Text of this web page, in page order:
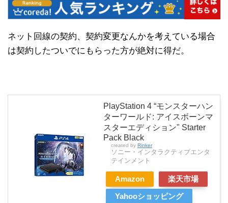
ネット回線の契約、契約変更なんかを考えている場合
は契約したついでにもらった方が絶対に得だ。
PlayStation 4 “モンスターハン
ターワールド: アイスボーンマ
スターエディション" Starter
Pack Black
created by Rinker
ソニー・インタラクティブエンタ
テインメント
Amazon
楽天市場
Yahooショッピング